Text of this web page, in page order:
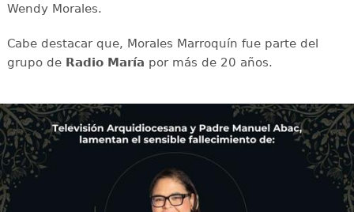
Wendy Morales.
Cabe destacar que, Morales Marroquín fue parte del
grupo de Radio María por más de 20 años.